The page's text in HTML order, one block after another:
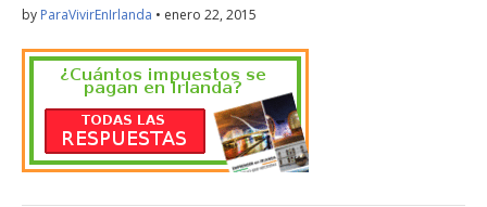
Alojamiento en
Irlanda
Blog dedicado a los que viven, estudian y trabajan en
Irlanda!
by ParaVivirEnIrlanda • enero 22, 2015